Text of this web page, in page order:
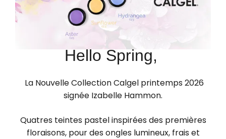
Hello Spring,
La Nouvelle Collection Calgel printemps 2026
signée Izabelle Hammon.
Quatres teintes pastel inspirées des premières
floraisons, pour des ongles lumineux, frais et